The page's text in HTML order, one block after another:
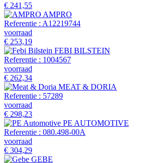
€ 241,55
AMPRO
Referentie : A12219744
voorraad
€ 253,19
FEBI BILSTEIN
Referentie : 1004567
voorraad
€ 262,34
MEAT & DORIA
Referentie : 57289
voorraad
€ 298,23
PE AUTOMOTIVE
Referentie : 080.498-00A
voorraad
€ 304,29
GEBE